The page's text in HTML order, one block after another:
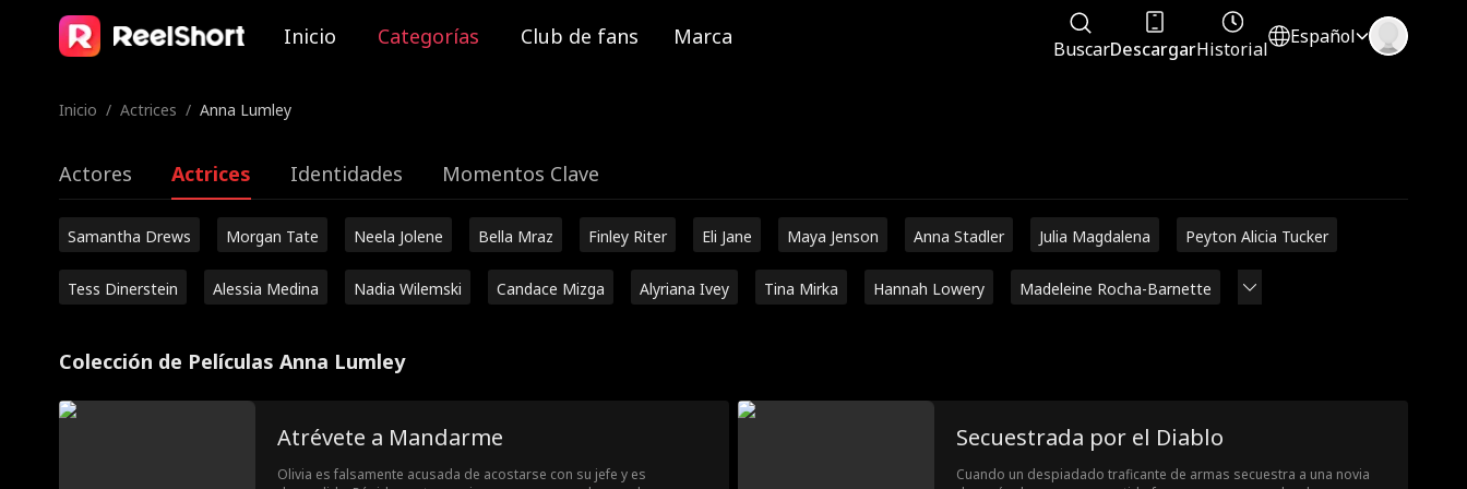
Inicio Categorías Club de fans Marca BuscarDescargarHistorial
Español
Inicio / Actrices / Anna Lumley
Actores Actrices Identidades Momentos Clave
Samantha Drews Morgan Tate Neela Jolene Bella Mraz Finley Riter Eli Jane Maya Jenson Anna Stadler Julia Magdalena Peyton Alicia Tucker
Tess Dinerstein Alessia Medina Nadia Wilemski Candace Mizga Alyriana Ivey Tina Mirka Hannah Lowery Madeleine Rocha-Barnette
Colección de Películas Anna Lumley
Atrévete a Mandarme
Olivia es falsamente acusada de acostarse con su jefe y es
Secuestrada por el Diablo
Cuando un despiadado traficante de armas secuestra a una novia